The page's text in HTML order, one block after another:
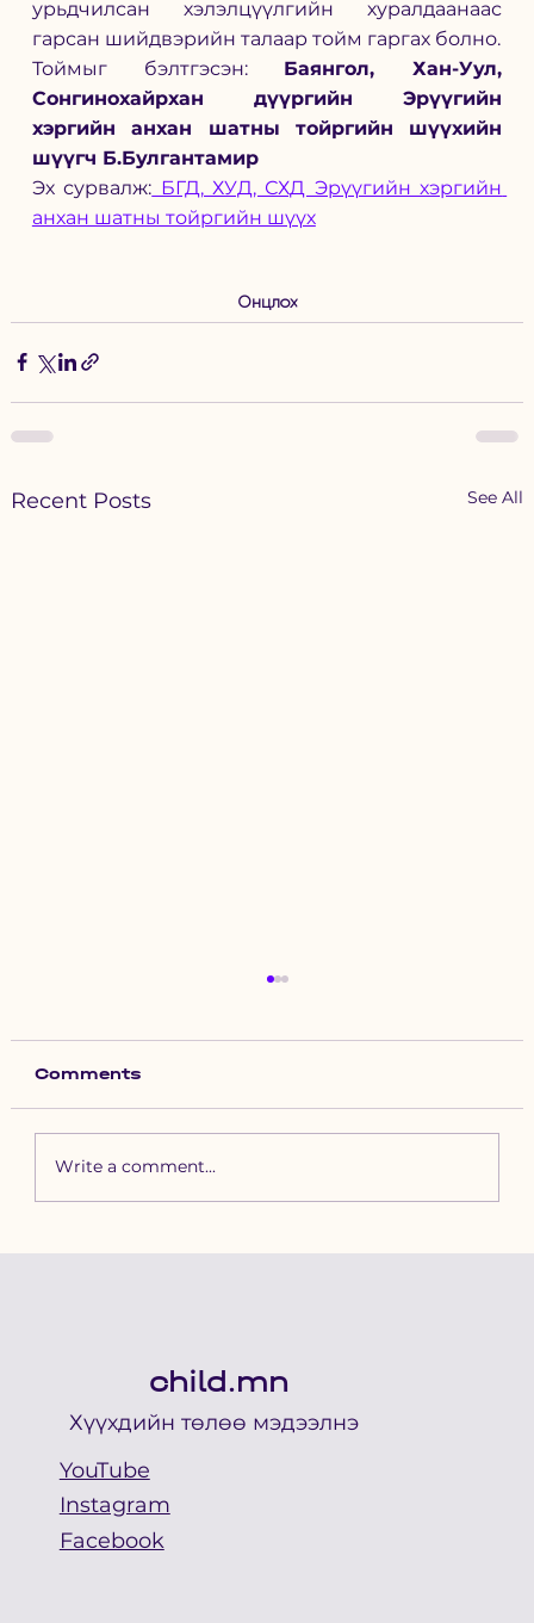
урьдчилсан хэлэлцүүлгийн хуралдаанаас
гарсан шийдвэрийн талаар тойм гаргах болно.
Тоймыг бэлтгэсэн: Баянгол, Хан-Уул,
Сонгинохайрхан дүүргийн Эрүүгийн
хэргийн анхан шатны тойргийн шүүхийн
шүүгч Б.Булгантамир
Эх сурвалж: БГД, ХУД, СХД Эрүүгийн хэргийн
анхан шатны тойргийн шүүх
Онцлох
Recent Posts See All
Зүүн бүсийн хурд наадамд
Comments
Write a comment...
child.mn
Хүүхдийн төлөө мэдээлнэ
YouTube
Facebook
Instagram